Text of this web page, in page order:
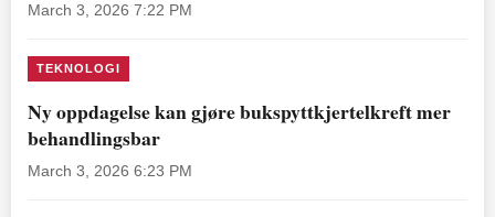
March 3, 2026 7:22 PM
TEKNOLOGI
Ny oppdagelse kan gjøre bukspyttkjertelkreft mer
behandlingsbar
March 3, 2026 6:23 PM